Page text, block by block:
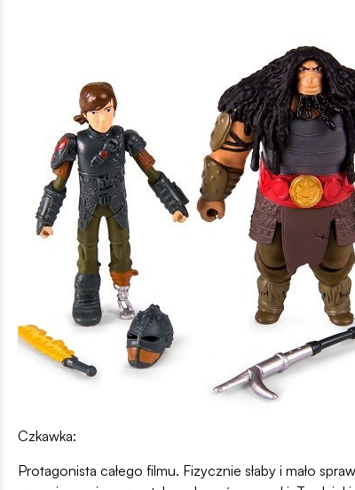
Czkawka:
Protagonista całego filmu. Fizycznie słaby i mało